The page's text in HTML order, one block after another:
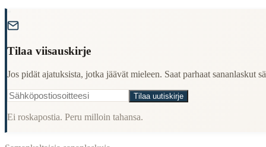
Cultural Context
Language:Finnish (suomi)
Origin:Finland
Period:Traditional folk wisdom
Tilaa viisauskirje
Jos pidät ajatuksista, jotka jäävät mieleen. Saat parhaat
Tilaa uutiskirje
Ei roskapostia. Peru milloin tahansa.